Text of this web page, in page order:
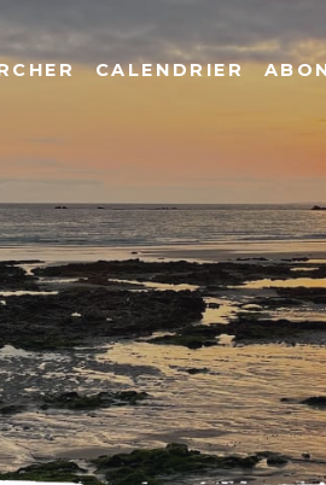
CALENDRIER